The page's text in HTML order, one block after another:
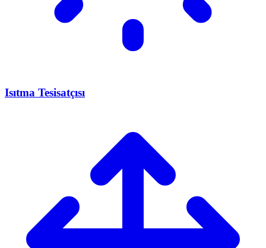
Isıtma Tesisatçısı